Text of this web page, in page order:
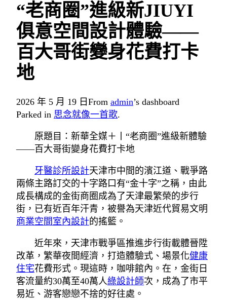
“老商圈”進級新JIUYI
俱意空間設計體驗——
百大哥街變身花費打卡
地
2026 年 5 月 19 日 From admin’s dashboard
Parked in 思念就像一首歌.
原題目：新華全媒＋丨“老商圈”進級新體驗
——百大哥街變身花費打卡地
牙醫診所設計天津市中間的濱江道、戰爭路
兩條主路訂交的十字路口有“金十字”之稱，由此
成長構成的金街商圈成為了天津最繁榮的步行
街，已有近百年汗青，被譽為天津近代貿易文明
商業空間室內設計的搖籃。
近年來，天津市戰爭區推進步行街載體晉陞
改革，繁華夜間經濟，打造體驗式、場景化健康
住宅花費形式。現這時，咖啡館內。在，金街日
客流量約30萬至40萬人綠設計師次，成為了市平
易近、游客戀戀不捨的好往處。